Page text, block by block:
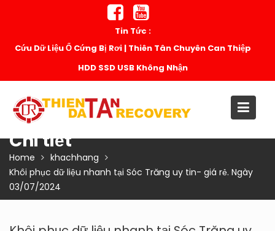
Tin Tức :
Cứu Dữ Liệu Ổ Cứng Bị Rơi | Thiên Tân Chuyên Can Thiệp
HDD SSD USB Không Nhận
Chi tiết
Home
khachhang
Khôi phục dữ liệu nhanh tại Sóc Trăng uy tin- giá rẻ. Ngày
03/07/2024